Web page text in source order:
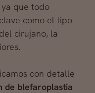
ya que todo
como el tipo
cirujano, la
con detalle
de blefaroplastia